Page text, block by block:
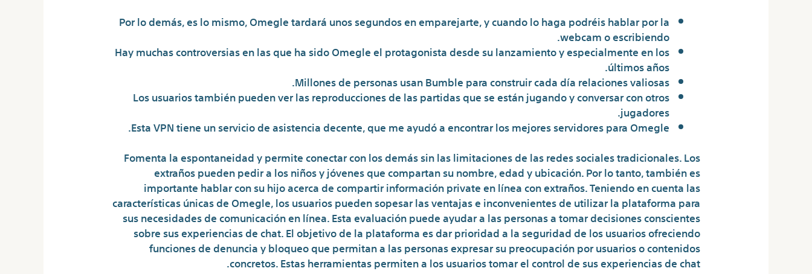
Por lo demás, es lo mismo, Omegle tardará unos segundos en emparejarte, y cuando lo haga podréis hablar por la
webcam o escribiendo.
Hay muchas controversias en las que ha sido Omegle el protagonista desde su lanzamiento y especialmente en los
últimos años.
Millones de personas usan Bumble para construir cada día relaciones valiosas.
Los usuarios también pueden ver las reproducciones de las partidas que se están jugando y conversar con otros
jugadores.
Esta VPN tiene un servicio de asistencia decente, que me ayudó a encontrar los mejores servidores para Omegle.
Fomenta la espontaneidad y permite conectar con los demás sin las limitaciones de las redes sociales tradicionales. Los
extraños pueden pedir a los niños y jóvenes que compartan su nombre, edad y ubicación. Por lo tanto, también es
importante hablar con su hijo acerca de compartir información private en línea con extraños. Teniendo en cuenta las
características únicas de Omegle, los usuarios pueden sopesar las ventajas e inconvenientes de utilizar la plataforma para
sus necesidades de comunicación en línea. Esta evaluación puede ayudar a las personas a tomar decisiones conscientes
sobre sus experiencias de chat. El objetivo de la plataforma es dar prioridad a la seguridad de los usuarios ofreciendo
funciones de denuncia y bloqueo que permitan a las personas expresar su preocupación por usuarios o contenidos
concretos. Estas herramientas permiten a los usuarios tomar el control de sus experiencias de chat.